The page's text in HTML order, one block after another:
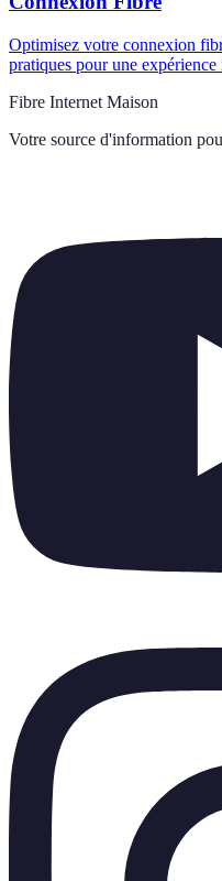
Optimisez votre connexion
pratiques pour une
Fibre Internet Maison
Votre source d'information